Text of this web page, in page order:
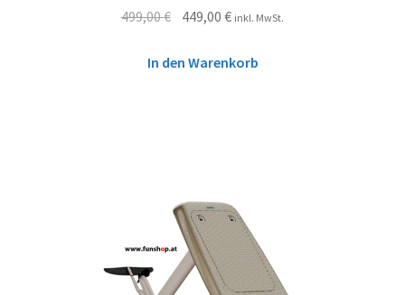
499,00€ 449,00€ inkl. MwSt.
In den Warenkorb